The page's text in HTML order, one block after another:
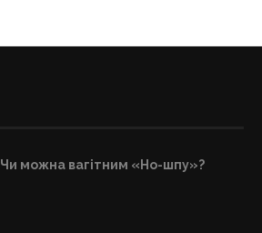
Чи можна вагітним «Но-шпу»?